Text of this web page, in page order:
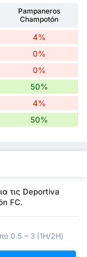
Pampaneros
Champotón
4%
0%
0%
50%
4%
50%
τις Deportiva
FC.
0.5 ~ 3 (1H/2H)